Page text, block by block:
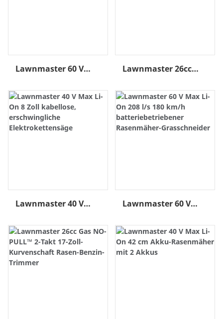
Lawnmaster 60 V
Batteriebetriebener
Akku-Rasentrimmer
Lawnmaster 26cc
17"
Batteriebetriebener
Akku-
Unkrautschneider
Lawnmaster 40 V
Kabellose,
Erschwingliche
Elektrokettensäge
Lawnmaster 60 V
180 Km/h
Batteriebetriebener
Rasenmäher-